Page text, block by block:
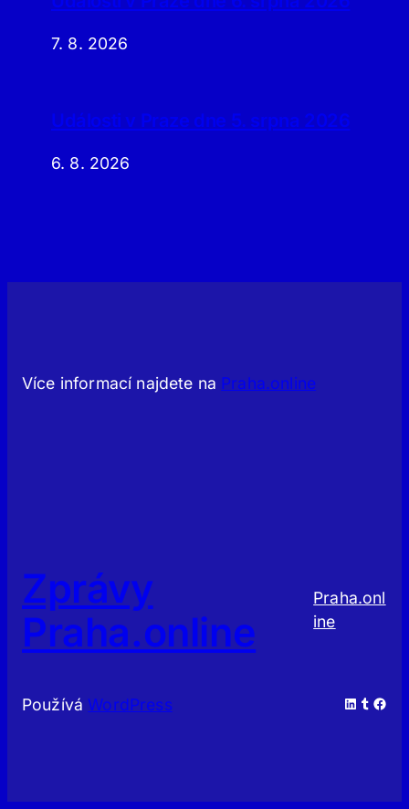
7. 8. 2026
Události v Praze dne 5. srpna 2026
6. 8. 2026
Více informací najdete na Praha.online
Zprávy
Praha.online
Praha.onl
ine
PoužíváWordPress LinkedIn Tumblr Facebook